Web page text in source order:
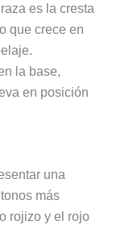
es la cresta
que crece en
la base,
en posición
una
más
rojizo y el rojo